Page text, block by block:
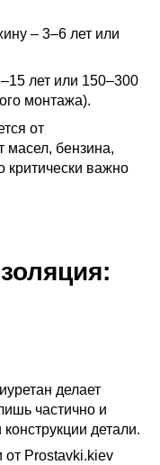
– 3–6 лет или
лет или 150–300
монтажа).
от
масел, бензина,
критически важно
делает
частично и
детали.
от Prostavki.kiev